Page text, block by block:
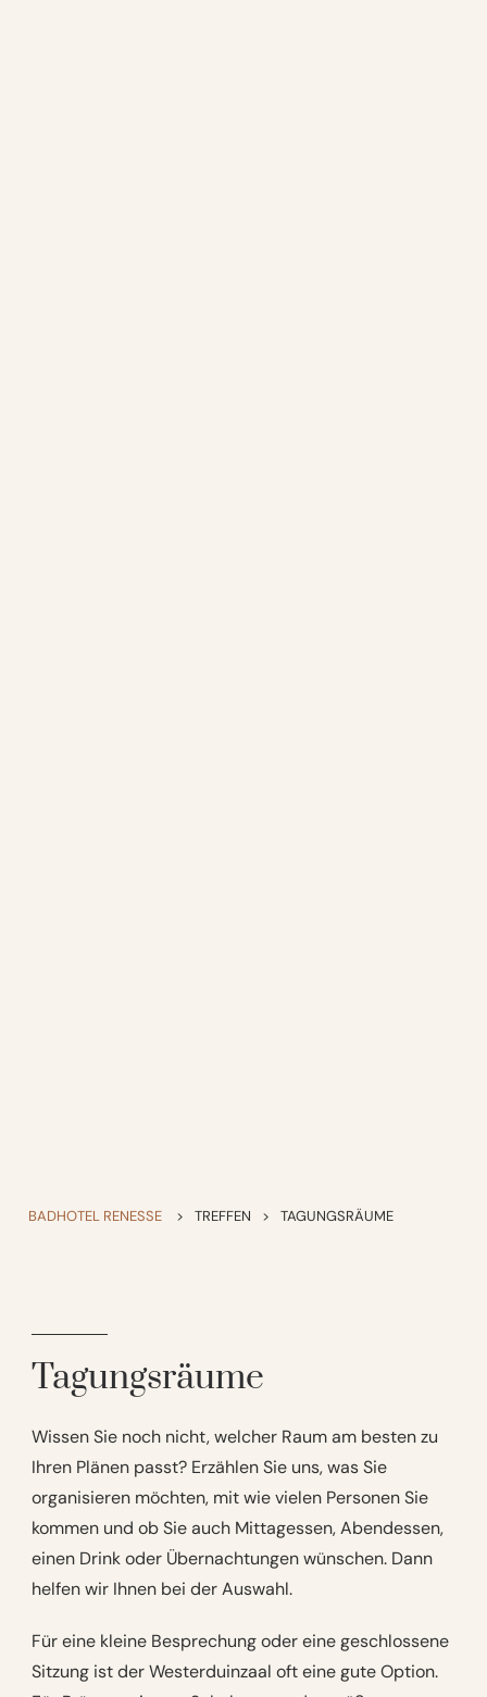
BADHOTEL RENESSE > TREFFEN > TAGUNGSRÄUME
Tagungsräume
Wissen Sie noch nicht, welcher Raum am besten zu
Ihren Plänen passt? Erzählen Sie uns, was Sie
organisieren möchten, mit wie vielen Personen Sie
kommen und ob Sie auch Mittagessen, Abendessen,
einen Drink oder Übernachtungen wünschen. Dann
helfen wir Ihnen bei der Auswahl.
Für eine kleine Besprechung oder eine geschlossene
Sitzung ist der Westerduinzaal oft eine gute Option.